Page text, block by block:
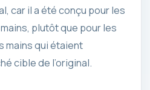
car il a été conçu pour les
plutôt que pour les
mains qui étaient
cible de l’original.